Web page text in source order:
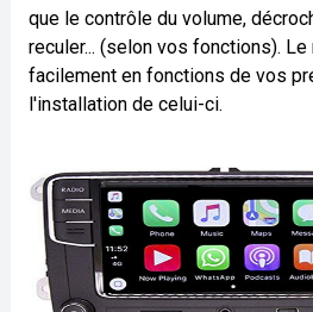
que le contrôle du volume,
reculer... (selon vos fonctions).
facilement en fonctions de vos
l'installation de celui-ci.